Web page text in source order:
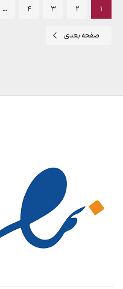
۱ ۲ ۳ ۴ …
صفحه بعدی